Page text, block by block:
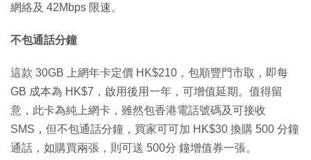
網絡及 42Mbps 限速。
不包通話分鐘
這款 30GB 上網年卡定價 HK$210，包順豐門市取，即每
GB 成本為 HK$7，啟用後用一年，可增值延期。值得留
意，此卡為純上網卡，雖然包香港電話號碼及可接收
SMS，但不包通話分鐘，買家可可加 HK$30 換購 500 分鐘
通話，如購買兩張，則可送 500分 鐘增值券一張。